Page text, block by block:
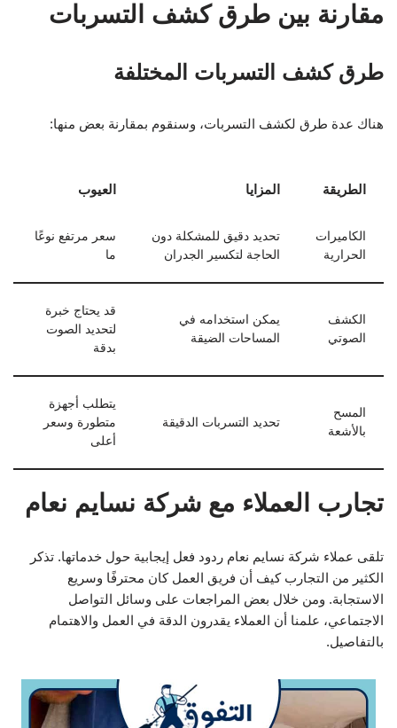
مقارنة بين طرق كشف التسربات
طرق كشف التسربات المختلفة
هناك عدة طرق لكشف التسربات، وسنقوم بمقارنة بعض منها:
الطريقة المزايا العيوب
الكاميرات
الحرارية
تحديد دقيق للمشكلة دون
الحاجة لتكسير الجدران
سعر مرتفع نوعًا
ما
الكشف
الصوتي
يمكن استخدامه في
المساحات الضيقة
قد يحتاج خبرة
لتحديد الصوت
بدقة
المسح
بالأشعة
تحديد التسربات الدقيقة
يتطلب أجهزة
متطورة وسعر
أعلى
تجارب العملاء مع شركة نسايم نعام
تلقى عملاء شركة نسايم نعام ردود فعل إيجابية حول خدماتها. تذكر
الكثير من التجارب كيف أن فريق العمل كان محترفًا وسريع
الاستجابة. ومن خلال بعض المراجعات على وسائل التواصل
الاجتماعي، علمنا أن العملاء يقدرون الدقة في العمل والاهتمام
بالتفاصيل.